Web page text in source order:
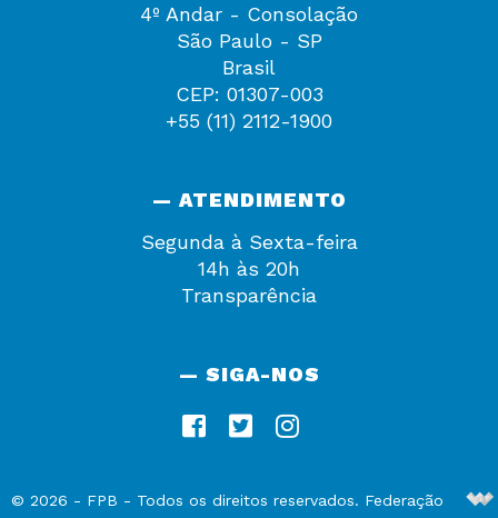
4º Andar - Consolação
São Paulo - SP
Brasil
CEP: 01307-003
+55 (11) 2112-1900
— ATENDIMENTO
Segunda à Sexta-feira
14h às 20h
Transparência
— SIGA-NOS
© 2026 - FPB - Todos os direitos reservados. Federação